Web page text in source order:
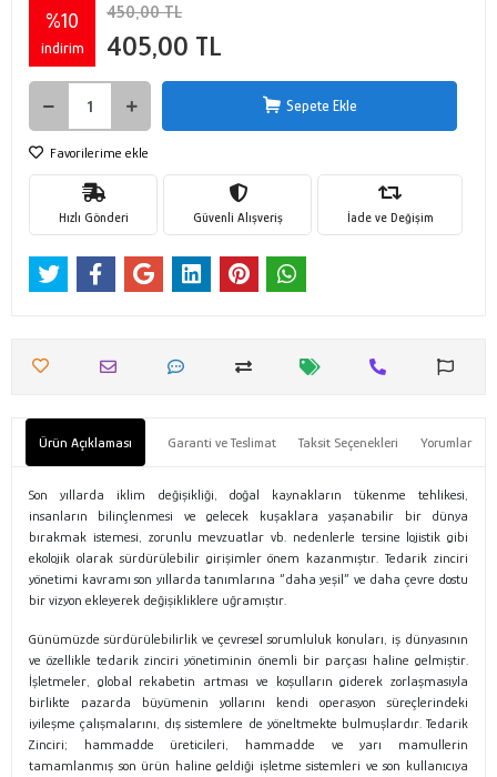
%10
indirim
450,00 TL
405,00 TL
Sepete Ekle
Favorilerime ekle
Hızlı Gönderi Güvenli Alışveriş İade ve Değişim
Ürün Açıklaması Garanti ve Teslimat Taksit Seçenekleri Yorumlar
Son yıllarda iklim değişikliği, doğal kaynakların tükenme tehlikesi,
insanların bilinçlenmesi ve gelecek kuşaklara yaşanabilir bir dünya
bırakmak istemesi, zorunlu mevzuatlar vb. nedenlerle tersine lojistik gibi
ekolojik olarak sürdürülebilir girişimler önem kazanmıştır. Tedarik zinciri
yönetimi kavramı son yıllarda tanımlarına “daha yeşil” ve daha çevre dostu
bir vizyon ekleyerek değişikliklere uğramıştır.
Günümüzde sürdürülebilirlik ve çevresel sorumluluk konuları, iş dünyasının
ve özellikle tedarik zinciri yönetiminin önemli bir parçası haline gelmiştir.
İşletmeler, global rekabetin artması ve koşulların giderek zorlaşmasıyla
birlikte pazarda büyümenin yollarını kendi operasyon süreçlerindeki
iyileşme çalışmalarını, dış sistemlere de yöneltmekte bulmuşlardır. Tedarik
Zinciri; hammadde üreticileri, hammadde ve yarı mamullerin
tamamlanmış son ürün haline geldiği işletme sistemleri ve son kullanıcıya